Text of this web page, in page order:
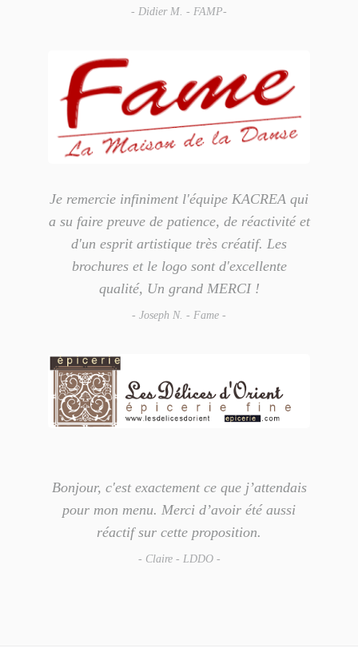
- Didier M. - FAMP-
Je remercie infiniment l'équipe KACREA qui
a su faire preuve de patience, de réactivité et
d'un esprit artistique très créatif. Les
brochures et le logo sont d'excellente
qualité, Un grand MERCI !
- Joseph N. - Fame -
Bonjour, c'est exactement ce que j’attendais
pour mon menu. Merci d’avoir été aussi
réactif sur cette proposition.
- Claire - LDDO -